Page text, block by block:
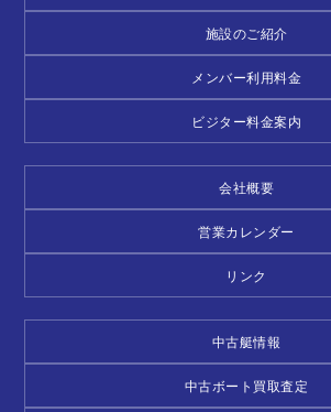
施設のご紹介
メンバー利用料金
ビジター料金案内
会社概要
営業カレンダー
リンク
中古艇情報
中古ボート買取査定